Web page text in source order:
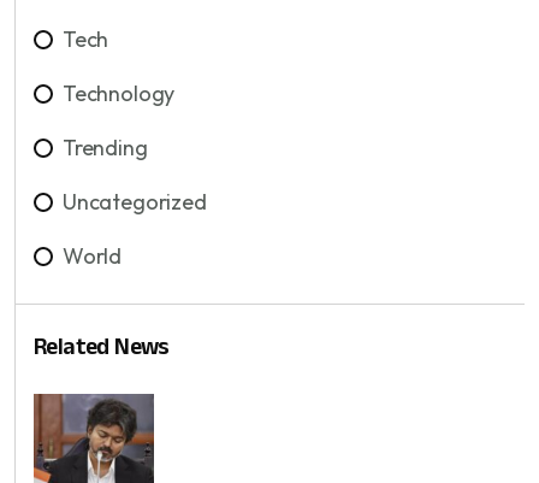
Tech
Technology
Trending
Uncategorized
World
Related News